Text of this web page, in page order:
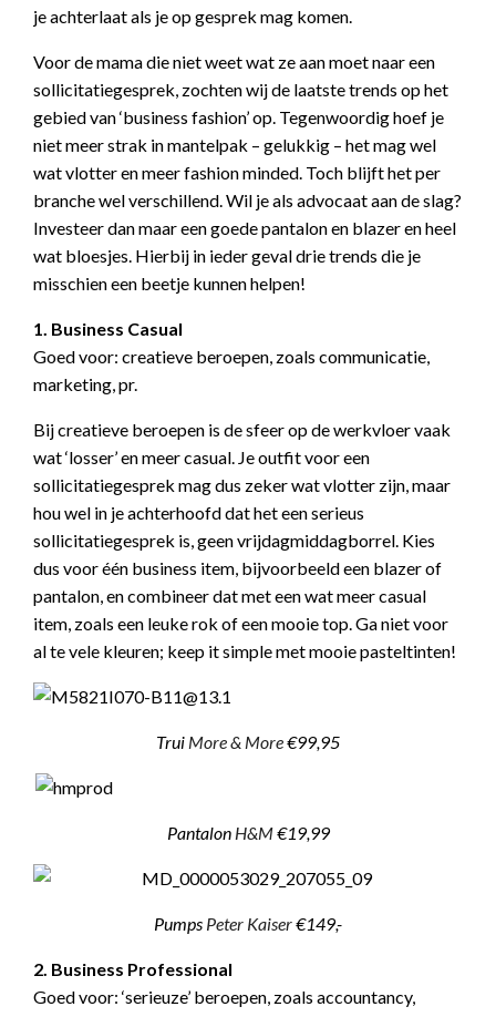
je achterlaat als je op gesprek mag komen.
Voor de mama die niet weet wat ze aan moet naar een
sollicitatiegesprek, zochten wij de laatste trends op het
gebied van ‘business fashion’ op. Tegenwoordig hoef je
niet meer strak in mantelpak – gelukkig – het mag wel
wat vlotter en meer fashion minded. Toch blijft het per
branche wel verschillend. Wil je als advocaat aan de slag?
Investeer dan maar een goede pantalon en blazer en heel
wat bloesjes. Hierbij in ieder geval drie trends die je
misschien een beetje kunnen helpen!
1. Business Casual
Goed voor: creatieve beroepen, zoals communicatie,
marketing, pr.
Bij creatieve beroepen is de sfeer op de werkvloer vaak
wat ‘losser’ en meer casual. Je outfit voor een
sollicitatiegesprek mag dus zeker wat vlotter zijn, maar
hou wel in je achterhoofd dat het een serieus
sollicitatiegesprek is, geen vrijdagmiddagborrel. Kies
dus voor één business item, bijvoorbeeld een blazer of
pantalon, en combineer dat met een wat meer casual
item, zoals een leuke rok of een mooie top. Ga niet voor
al te vele kleuren; keep it simple met mooie pasteltinten!
Trui More & More€99,95
Pantalon H&M€19,99
Pumps Peter Kaiser€149,-
2. Business Professional
Goed voor: ‘serieuze’ beroepen, zoals accountancy,